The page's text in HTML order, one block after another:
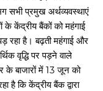
सभी प्रमुख अर्थव्यवस्थाएं
केंद्रीय बैंकों को महंगाई
रहा है। बढ़ती महंगाई और
वृद्धि पर पड़ने वाले
के बाजारों में 13 जून को
है कि केंद्रीय बैंक द्वारा